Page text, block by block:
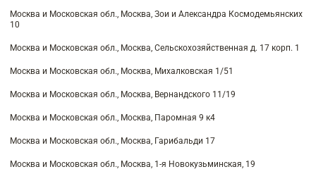
Москва и Московская обл., Москва, Зои и Александра Космодемьянских
10
Москва и Московская обл., Москва, Сельскохозяйственная д. 17 корп. 1
Москва и Московская обл., Москва, Михалковская 1/51
Москва и Московская обл., Москва, Вернандского 11/19
Москва и Московская обл., Москва, Паромная 9 к4
Москва и Московская обл., Москва, Гарибальди 17
Москва и Московская обл., Москва, 1-я Новокузьминская, 19